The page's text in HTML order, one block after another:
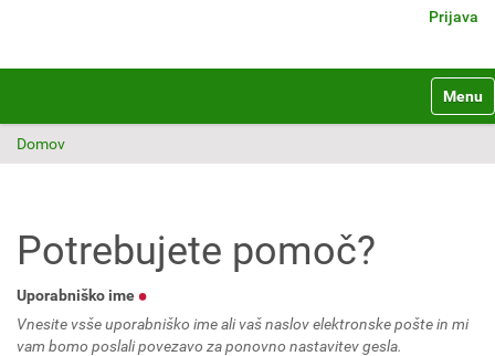
Prijava
Domov
Potrebujete pomoč?
Uporabniško ime
Vnesite vsše uporabniško ime ali vaš naslov elektronske pošte in mi
vam bomo poslali povezavo za ponovno nastavitev gesla.